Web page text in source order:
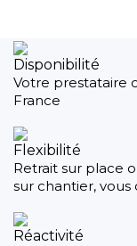
Disponibilité
Votre prestataire
France
Flexibilité
Retrait sur place
sur chantier, vous
Réactivité